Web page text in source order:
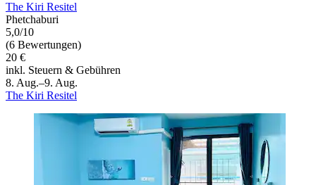
The Kiri Resitel
Phetchaburi
5,0/10
(6 Bewertungen)
20 €
inkl. Steuern & Gebühren
8. Aug.–9. Aug.
The Kiri Resitel